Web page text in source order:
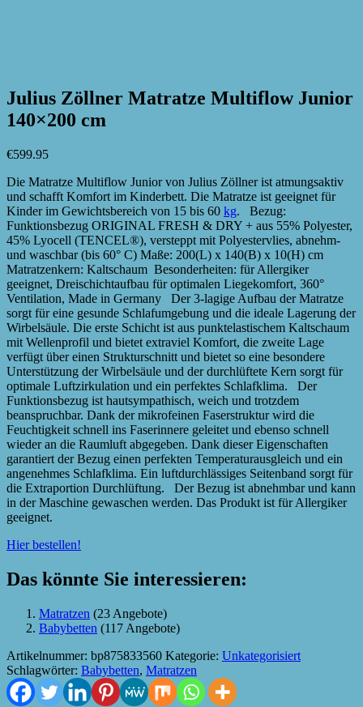
Julius Zöllner Matratze Multiflow Junior
140×200 cm
€599.95
Die Matratze Multiflow Junior von Julius Zöllner ist atmungsaktiv
und schafft Komfort im Kinderbett. Die Matratze ist geeignet für
Kinder im Gewichtsbereich von 15 bis 60 kg. Bezug:
Funktionsbezug ORIGINAL FRESH & DRY + aus 55% Polyester,
45% Lyocell (TENCEL®), versteppt mit Polyestervlies, abnehm-
und waschbar (bis 60° C) Maße: 200(L) x 140(B) x 10(H) cm
Matratzenkern: Kaltschaum Besonderheiten: für Allergiker
geeignet, Dreischichtaufbau für optimalen Liegekomfort, 360°
Ventilation, Made in Germany Der 3-lagige Aufbau der Matratze
sorgt für eine gesunde Schlafumgebung und die ideale Lagerung der
Wirbelsäule. Die erste Schicht ist aus punktelastischem Kaltschaum
mit Wellenprofil und bietet extraviel Komfort, die zweite Lage
verfügt über einen Strukturschnitt und bietet so eine besondere
Unterstützung der Wirbelsäule und der durchlüftete Kern sorgt für
optimale Luftzirkulation und ein perfektes Schlafklima. Der
Funktionsbezug ist hautsympathisch, weich und trotzdem
beanspruchbar. Dank der mikrofeinen Faserstruktur wird die
Feuchtigkeit schnell ins Faserinnere geleitet und ebenso schnell
wieder an die Raumluft abgegeben. Dank dieser Eigenschaften
garantiert der Bezug einen perfekten Temperaturausgleich und ein
angenehmes Schlafklima. Ein luftdurchlässiges Seitenband sorgt für
die Extraportion Durchlüftung. Der Bezug ist abnehmbar und kann
in der Maschine gewaschen werden. Das Produkt ist für Allergiker
geeignet.
Hier bestellen!
Das könnte Sie interessieren:
Matratzen (23 Angebote)
Babybetten (117 Angebote)
Artikelnummer: bp875833560 Kategorie: Unkategorisiert
Schlagwörter: Babybetten, Matratzen